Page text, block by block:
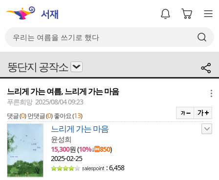
뚱단지 공작소
느리게 가는 여름, 느리게 가는 마음
푸른희망 2025/08/04 09:23
댓글 (0) 먼댓글 (0) 좋아요 (13)
느리게 가는 마음
윤성희
15,300원 (10%↓ 850)
2025-02-25
: 6,458